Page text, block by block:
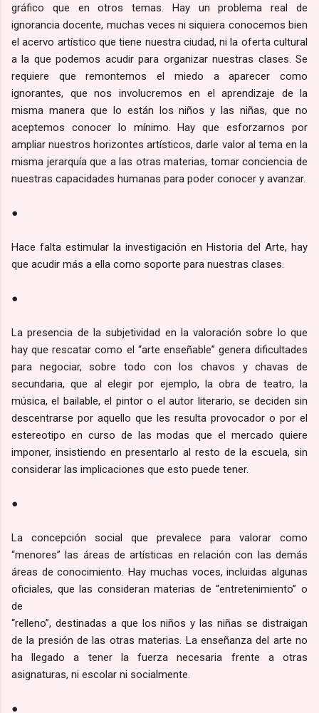
gráfico que en otros temas. Hay un problema real de
ignorancia docente, muchas veces ni siquiera conocemos bien
el acervo artístico que tiene nuestra ciudad, ni la oferta cultural
a la que podemos acudir para organizar nuestras clases. Se
requiere que remontemos el miedo a aparecer como
ignorantes, que nos involucremos en el aprendizaje de la
misma manera que lo están los niños y las niñas, que no
aceptemos conocer lo mínimo. Hay que esforzarnos por
ampliar nuestros horizontes artísticos, darle valor al tema en la
misma jerarquía que a las otras materias, tomar conciencia de
nuestras capacidades humanas para poder conocer y avanzar.
●
Hace falta estimular la investigación en Historia del Arte, hay
que acudir más a ella como soporte para nuestras clases.
●
La presencia de la subjetividad en la valoración sobre lo que
hay que rescatar como el “arte enseñable” genera dificultades
para negociar, sobre todo con los chavos y chavas de
secundaria, que al elegir por ejemplo, la obra de teatro, la
música, el bailable, el pintor o el autor literario, se deciden sin
descentrarse por aquello que les resulta provocador o por el
estereotipo en curso de las modas que el mercado quiere
imponer, insistiendo en presentarlo al resto de la escuela, sin
considerar las implicaciones que esto puede tener.
●
La concepción social que prevalece para valorar como
“menores” las áreas de artísticas en relación con las demás
áreas de conocimiento. Hay muchas voces, incluidas algunas
oficiales, que las consideran materias de “entretenimiento” o
de
“relleno”, destinadas a que los niños y las niñas se distraigan
de la presión de las otras materias. La enseñanza del arte no
ha llegado a tener la fuerza necesaria frente a otras
asignaturas, ni escolar ni socialmente.
●